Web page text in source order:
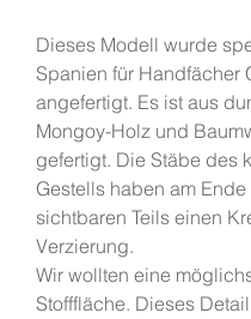
Dieses Modell wurde
Spanien für Handfächer
angefertigt. Es ist aus
Mongoy-Holz und
gefertigt. Die Stäbe des
Gestells haben am
sichtbaren Teils einen
Verzierung.
Wir wollten eine
Stofffläche. Dieses Detail